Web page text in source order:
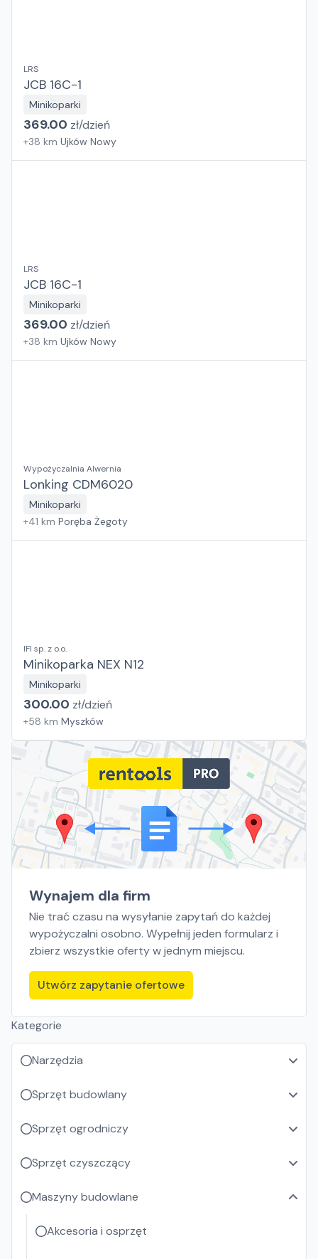
LRS
JCB 16C-1
Minikoparki
369.00 zł/dzień
+38 km Ujków Nowy
LRS
JCB 16C-1
Minikoparki
369.00 zł/dzień
+38 km Ujków Nowy
Wypożyczalnia Alwernia
Lonking CDM6020
Minikoparki
+41 km Poręba Żegoty
IFI sp. z o.o.
Minikoparka NEX N12
Minikoparki
300.00 zł/dzień
+58 km Myszków
Wynajem dla firm
Nie trać czasu na wysyłanie zapytań do każdej
wypożyczalni osobno. Wypełnij jeden formularz i
zbierz wszystkie oferty w jednym miejscu.
Utwórz zapytanie ofertowe
Kategorie
Narzędzia
Sprzęt budowlany
Sprzęt ogrodniczy
Sprzęt czyszczący
Maszyny budowlane
Akcesoria i osprzęt